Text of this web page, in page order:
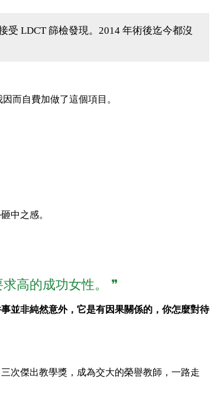
LDCT 篩檢發現。2014 年術後迄今都沒
而自費加做了這個項目。
中之感。
高的成功女性。 ❞
並非純然意外，它是有因果關係的，你怎麼對待
次傑出教學獎，成為交大的榮譽教師，一路走